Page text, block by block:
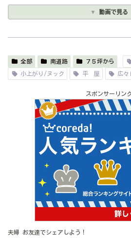
動画で見る
全部 南道路 ７５坪から
小上がり/ヌック 平 屋 広々
スポンサーリン
夫婦 お友達でシェアしよう！